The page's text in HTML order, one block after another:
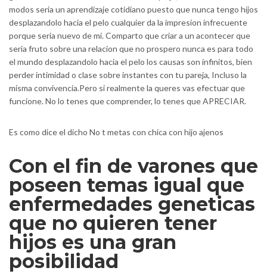
modos seri­a un aprendizaje cotidiano puesto que nunca tengo hijos
desplazandolo hacia el pelo cualquier da la impresion infrecuente
porque seri­a nuevo de mi. Comparto que criar a un acontecer que
seri­a fruto sobre una relacion que no prospero nunca es para todo
el mundo desplazandolo hacia el pelo los causas son infinitos, bien
perder intimidad o clase sobre instantes con tu pareja, Incluso la
misma convivencia.Pero si realmente la queres vas efectuar que
funcione.No lo tenes que comprender, lo tenes que APRECIAR.
Es como dice el dicho No t metas con chica con hijo ajenos
Con el fin de varones que
poseen temas igual que
enfermedades geneticas
que no quieren tener
hijos es una gran
posibilidad